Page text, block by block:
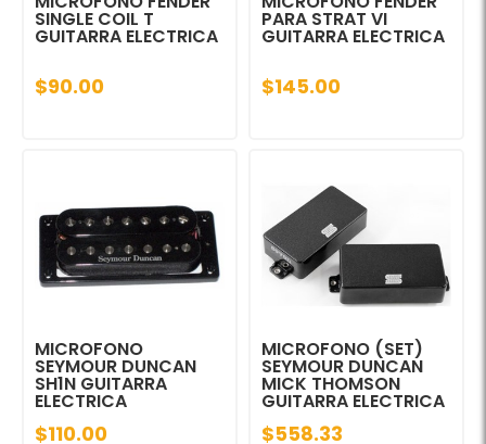
SINGLE COIL T
GUITARRA ELECTRICA
$90.00
PARA STRAT VI
GUITARRA ELECTRICA
$145.00
MICROFONO
SEYMOUR DUNCAN
SH1N GUITARRA
ELECTRICA
$110.00
MICROFONO (SET)
SEYMOUR DUNCAN
MICK THOMSON
GUITARRA ELECTRICA
$558.33